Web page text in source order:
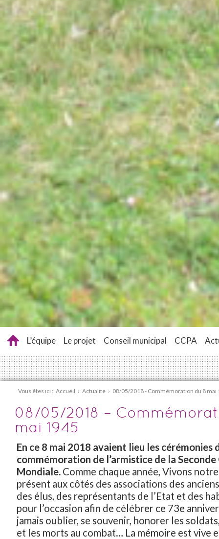
L’équipe Le projet Conseil municipal CCPA
Vous êtes ici : Accueil › Actualite › 08/05/2018 - Commémoration du 8 mai
08/05/2018 –
mai 1945
En ce 8 mai 2018 avaient lieu les cérémonies
commémoration de l’armistice de la Seconde
Mondiale. Comme chaque année, Vivons
présent aux côtés des associations des
des élus, des représentants de l’Etat et des
pour l’occasion afin de célébrer ce 73e
jamais oublier, se souvenir, honorer les
et les morts au combat… La mémoire est vive